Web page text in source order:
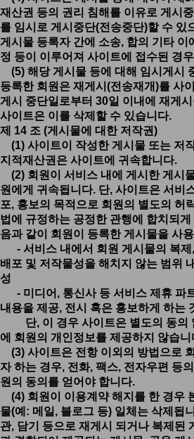
재산권 등의 권리 침해를 이유로 게시
를 임시로 게시중단(전송중단)할 수 있
게시물 등록자 간에 소송, 합의 기타 이
정 등이 이루어져 사이트에 접수된 경
(5) 해당 게시물 등에 대해 임시게시
등록한 회원은 재게시(전송재개)를 사
게시 중단일로부터 30일 이내에 재게
사이트은 이를 삭제할 수 있습니다.
제 14 조 (게시물에 대한 저작권)
(1) 사이트이 작성한 게시물 또는 저
지적재산권은 사이트에 귀속합니다.
(2) 회원이 서비스 내에 게시한 게시
원에게 귀속됩니다. 단, 사이트은 서비
포, 홍보의 목적으로 회원의 별도의 허
법에 규정하는 공정한 관행에 합치되
음과 같이 회원이 등록한 게시물을 사
- 서비스 내에서 회원 게시물의 복제
배포 및 저작물성을 해치지 않는 범위
성
- 미디어, 통신사 등 서비스 제휴 파
내용을 제공, 전시 혹은 홍보하게 하는
단, 이 경우 사이트은 별도의 동의
에 회원의 개인정보를 제공하지 않습니
(3) 사이트은 전항 이외의 방법으로
자 하는 경우, 전화, 팩스, 전자우편 등
원의 동의를 얻어야 합니다.
(4) 회원이 이용계약 해지를 한 경우
물(예: 메일, 블로그 등) 일체는 삭제됩
관, 담기 등으로 재게시 되거나 복제된